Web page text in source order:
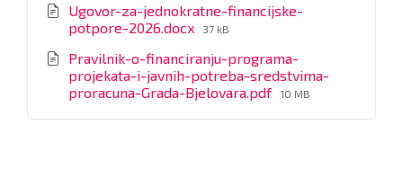
Ugovor-za-jednokratne-financijske-
potpore-2026.docx File
37 kB
Pravilnik-o-financiranju-programa-
projekata-i-javnih-potreba-sredstvima-
proracuna-Grada-Bjelovara.pdf File
10 MB